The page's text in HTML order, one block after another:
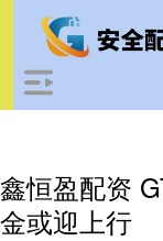
鑫恒盈配资
金或迎上行